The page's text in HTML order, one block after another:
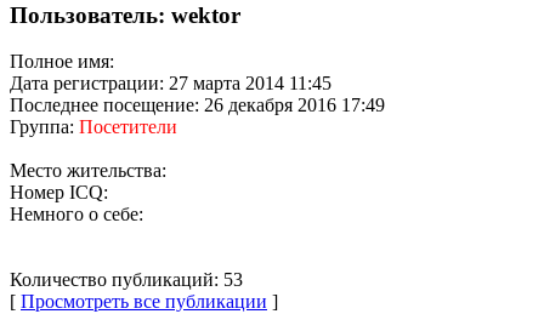
Пользователь: wektor
Полное имя:
Дата регистрации: 27 марта 2014 11:45
Последнее посещение: 26 декабря 2016 17:49
Группа: Посетители
Место жительства:
Номер ICQ:
Немного о себе:
Количество публикаций: 53
[ Просмотреть все публикации ]